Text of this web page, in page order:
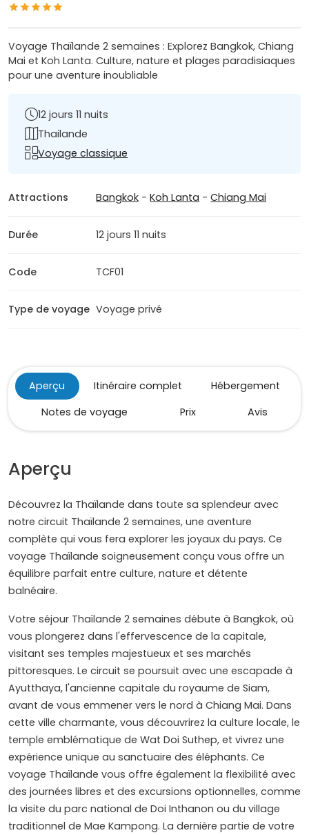
Voyage Thaïlande 2 semaines : Explorez Bangkok, Chiang
Mai et Koh Lanta. Culture, nature et plages paradisiaques
pour une aventure inoubliable
12 jours 11 nuits
Thailande
Voyage classique
Attractions Bangkok -Koh Lanta -Chiang Mai
Durée 12 jours 11 nuits
Code TCF01
Type de voyage Voyage privé
Aperçu Itinéraire complet
Hébergement
Notes de voyage
Prix Avis
Aperçu
Découvrez la Thaïlande dans toute sa splendeur avec
notre circuit Thaïlande 2 semaines, une aventure
complète qui vous fera explorer les joyaux du pays. Ce
voyage Thaïlande soigneusement conçu vous offre un
équilibre parfait entre culture, nature et détente
balnéaire.
Votre séjour Thaïlande 2 semaines débute à Bangkok, où
vous plongerez dans l'effervescence de la capitale,
visitant ses temples majestueux et ses marchés
pittoresques. Le circuit se poursuit avec une escapade à
Ayutthaya, l'ancienne capitale du royaume de Siam,
avant de vous emmener vers le nord à Chiang Mai. Dans
cette ville charmante, vous découvrirez la culture locale, le
temple emblématique de Wat Doi Suthep, et vivrez une
expérience unique au sanctuaire des éléphants. Ce
voyage Thaïlande vous offre également la flexibilité avec
des journées libres et des excursions optionnelles, comme
la visite du parc national de Doi Inthanon ou du village
traditionnel de Mae Kampong. La dernière partie de votre